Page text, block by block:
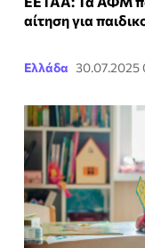
αίτηση για
Ελλάδα 30.07.2025